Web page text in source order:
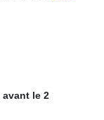
avant le 2